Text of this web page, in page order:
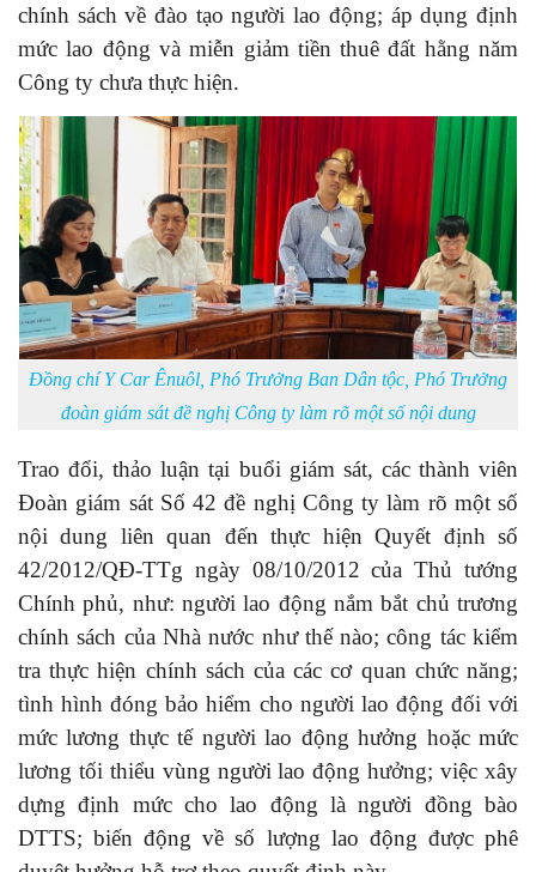
chính sách về đào tạo người lao động; áp dụng định
mức lao động và miễn giảm tiền thuê đất hằng năm
Công ty chưa thực hiện.
Đồng chí Y Car Ênuôl, Phó Trưởng Ban Dân tộc, Phó Trưởng
đoàn giám sát đề nghị Công ty làm rõ một số nội dung
Trao đổi, thảo luận tại buổi giám sát, các thành viên
Đoàn giám sát Số 42 đề nghị Công ty làm rõ một số
nội dung liên quan đến thực hiện Quyết định số
42/2012/QĐ-TTg ngày 08/10/2012 của Thủ tướng
Chính phủ, như: người lao động nắm bắt chủ trương
chính sách của Nhà nước như thế nào; công tác kiểm
tra thực hiện chính sách của các cơ quan chức năng;
tình hình đóng bảo hiểm cho người lao động đối với
mức lương thực tế người lao động hưởng hoặc mức
lương tối thiểu vùng người lao động hưởng; việc xây
dựng định mức cho lao động là người đồng bào
DTTS; biến động về số lượng lao động được phê